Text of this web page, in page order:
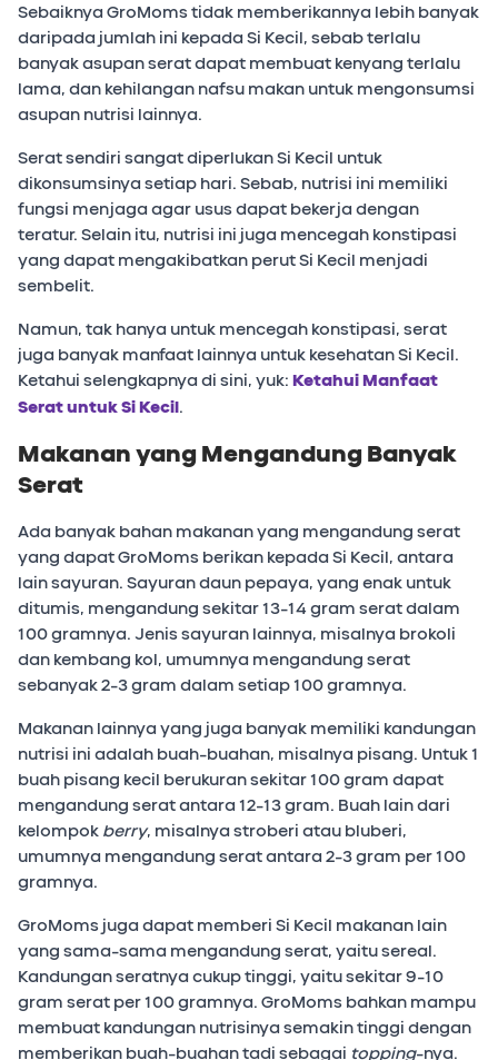
Sebaiknya GroMoms tidak memberikannya lebih banyak
daripada jumlah ini kepada Si Kecil, sebab terlalu
banyak asupan serat dapat membuat kenyang terlalu
lama, dan kehilangan nafsu makan untuk mengonsumsi
asupan nutrisi lainnya.
Serat sendiri sangat diperlukan Si Kecil untuk
dikonsumsinya setiap hari. Sebab, nutrisi ini memiliki
fungsi menjaga agar usus dapat bekerja dengan
teratur. Selain itu, nutrisi ini juga mencegah konstipasi
yang dapat mengakibatkan perut Si Kecil menjadi
sembelit.
Namun, tak hanya untuk mencegah konstipasi, serat
juga banyak manfaat lainnya untuk kesehatan Si Kecil.
Ketahui selengkapnya di sini, yuk: Ketahui Manfaat
Serat untuk Si Kecil.
Makanan yang Mengandung Banyak
Serat
Ada banyak bahan makanan yang mengandung serat
yang dapat GroMoms berikan kepada Si Kecil, antara
lain sayuran. Sayuran daun pepaya, yang enak untuk
ditumis, mengandung sekitar 13-14 gram serat dalam
100 gramnya. Jenis sayuran lainnya, misalnya brokoli
dan kembang kol, umumnya mengandung serat
sebanyak 2-3 gram dalam setiap 100 gramnya.
Makanan lainnya yang juga banyak memiliki kandungan
nutrisi ini adalah buah-buahan, misalnya pisang. Untuk 1
buah pisang kecil berukuran sekitar 100 gram dapat
mengandung serat antara 12-13 gram. Buah lain dari
kelompok berry, misalnya stroberi atau bluberi,
umumnya mengandung serat antara 2-3 gram per 100
gramnya.
GroMoms juga dapat memberi Si Kecil makanan lain
yang sama-sama mengandung serat, yaitu sereal.
Kandungan seratnya cukup tinggi, yaitu sekitar 9-10
gram serat per 100 gramnya. GroMoms bahkan mampu
membuat kandungan nutrisinya semakin tinggi dengan
memberikan buah-buahan tadi sebagai topping-nya.